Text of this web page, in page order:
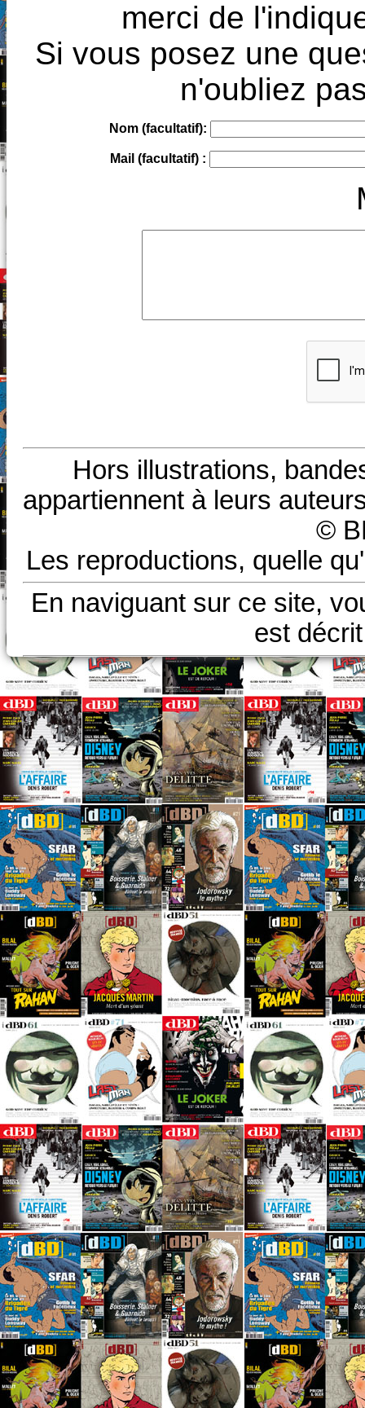
merci de
Si vous posez une
n'oubliez
Nom (facultatif):
Mail (facultatif) :
Hors illustrations,
appartiennent à leurs
©
Les reproductions, quelle
En naviguant sur ce site,
est